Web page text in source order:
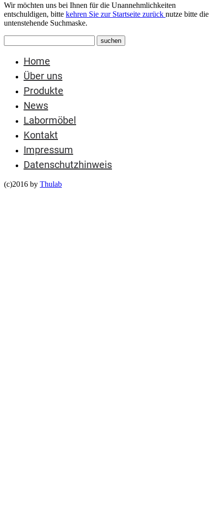
Wir möchten uns bei Ihnen für die Unannehmlichkeiten
entschuldigen, bitte kehren Sie zur Startseite zurück nutze bitte die
untenstehende Suchmaske.
Home
Über uns
Produkte
News
Labormöbel
Kontakt
Impressum
Datenschutzhinweis
(c)2016 by Thulab